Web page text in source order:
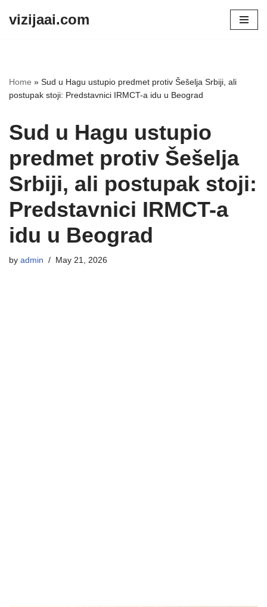
vizijaai.com
Home » Sud u Hagu ustupio predmet protiv Šešelja Srbiji, ali
postupak stoji: Predstavnici IRMCT-a idu u Beograd
Sud u Hagu ustupio
predmet protiv Šešelja
Srbiji, ali postupak stoji:
Predstavnici IRMCT-a
idu u Beograd
by admin May 21, 2026